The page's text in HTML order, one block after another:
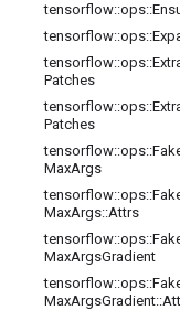
tensorflow::ops::
tensorflow::ops::
tensorflow::ops::
Patches
tensorflow::ops::
Patches
tensorflow::ops::
MaxArgs
tensorflow::ops::
MaxArgs::Attrs
tensorflow::ops::
MaxArgsGradient
tensorflow::ops::
MaxArgsGradient::